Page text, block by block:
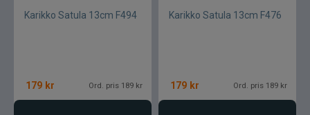
Karikko Satula 13cm F494
179 kr Ord. pris 189 kr
Karikko Satula 13cm F476
179 kr Ord. pris 189 kr